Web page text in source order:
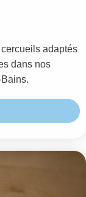
adaptés
dans nos